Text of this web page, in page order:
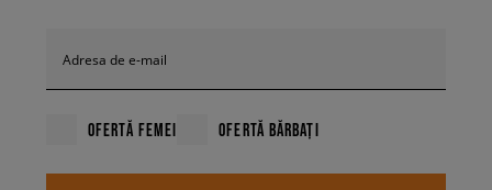
Adresa de e-mail
OFERTĂ FEMEI OFERTĂ BĂRBAȚI